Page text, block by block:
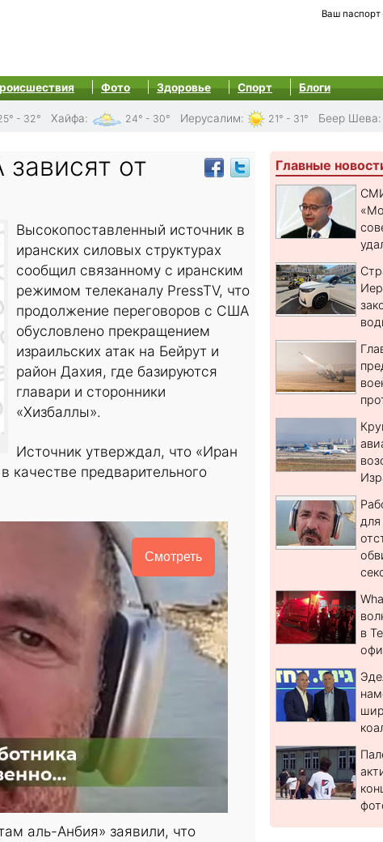
Ваш
Фото Здоровье Спорт Блоги
- 32° Хайфа: 24° - 30° Иерусалим: 21° - 31° Беер Шева:
от
Высокопоставленный источник в
иранских силовых структурах
сообщил связанному с иранским
режимом телеканалу PressTV, что
продолжение переговоров с США
обусловлено прекращением
израильских атак на Бейрут и
район Дахия, где базируются
главари и сторонники
«Хизбаллы».
Источник утверждал, что «Иран
качестве предварительного
Смотреть
аль-Анбия» заявили, что
Главные
в